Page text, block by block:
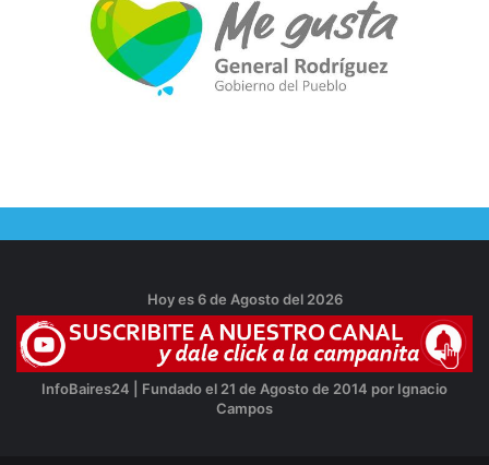
Hoy es 6 de Agosto del 2026
InfoBaires24 | Fundado el 21 de Agosto de 2014 por Ignacio
Campos